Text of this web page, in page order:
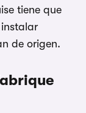
tiene que
de origen.